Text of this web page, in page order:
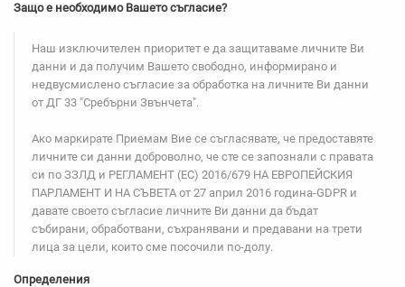
Защо е необходимо Вашето съгласие?
Наш изключителен приоритет е да защитаваме личните Ви
данни и да получим Вашето свободно, информирано и
недвусмислено съгласие за обработка на личните Ви данни
от ДГ 33 "Сребърни Звънчета".
Ако маркирате Приемам Вие се съгласявате, че предоставяте
личните си данни доброволно, че сте се запознали с правата
си по ЗЗЛД и РЕГЛАМЕНТ (ЕС) 2016/679 НА ЕВРОПЕЙСКИЯ
ПАРЛАМЕНТ И НА СЪВЕТА от 27 април 2016 година-GDPR и
давате своето съгласие личните Ви данни да бъдат
събирани, обработвани, съхранявани и предавани на трети
лица за цели, които сме посочили по-долу.
Определения